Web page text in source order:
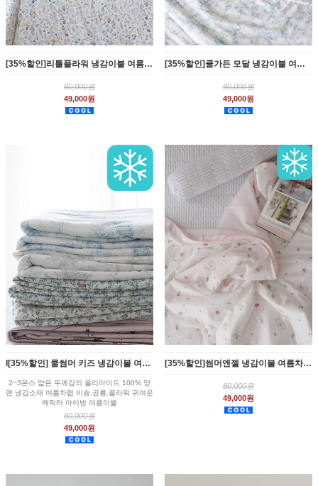
[35%할인]리틀플라워 냉감이불 여름차렵 3종 SS
80,000원
49,000원
[35%할인]쿨가든 모달 냉감이불 여름차렵 2종 SS Q
80,000원
49,000원
l[35%할인] 쿨썸머 키즈 냉감이불 여름차렵이불 SS 6종
2~3온스 얇은 두께감의 폴리아미드 100% 양
면 냉감소재 여름차렵 비숑,공룡,플라워 귀여운
캐릭터 아이방 여름이불
80,000원
49,000원
[35%할인]썸머엔젤 냉감이불 여름차렵 2종 SS
80,000원
49,000원